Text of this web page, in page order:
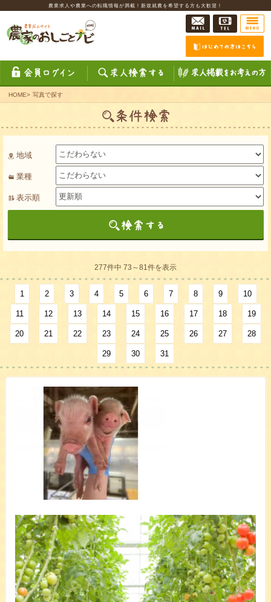
農業求人や農業への転職情報が満載！新規就農を希望する方も大歓迎！
HOME> 写真で探す
地域
業種
表示順
277件中 73～81件を表示
1 2 3 4 5 6 7 8 9 10
11 12 13 14 15 16 17 18 19
20 21 22 23 24 25 26 27 28
29 30 31